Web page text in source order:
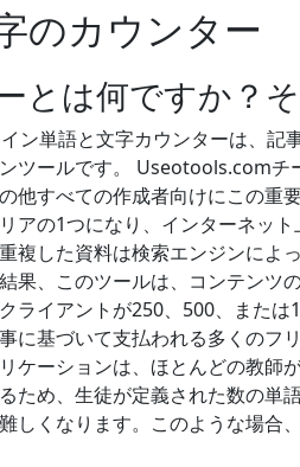
のカウンター
とは何ですか？
ン単語と文字カウンターは、記
ツールです。 Useotools.com
他すべての作成者向けにこの重
アの1つになり、インターネッ
複した資料は検索エンジンによ
果、このツールは、コンテンツ
ライアントが250、500、また
に基づいて支払われる多くのフ
ケーションは、ほとんどの教師
ため、生徒が定義された数の単
しくなります。このような場